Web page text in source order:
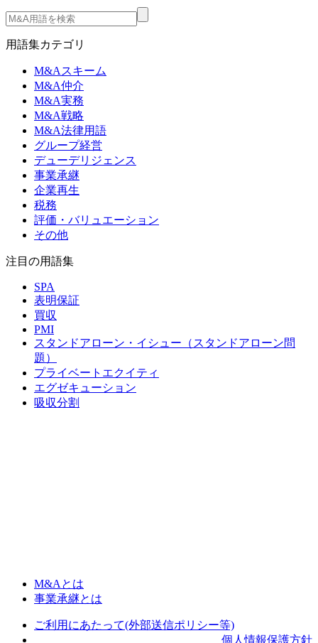
用語集カテゴリ
M&Aスキーム
M&A仲介
M&A実務
M&A戦略
M&A法律用語
グループ経営
デューデリジェンス
事業承継
企業再生
税務
評価・バリュエーション
その他
注目の用語集
SPA
表明保証
買収
PMI
スタンドアローン・イシュー（スタンドアローン問
題）
プライベートエクイティ
エグゼキューション
吸収分割
M&Aとは
事業承継とは
ご利用にあたって(外部送信ポリシー等)
個人情報保護方針